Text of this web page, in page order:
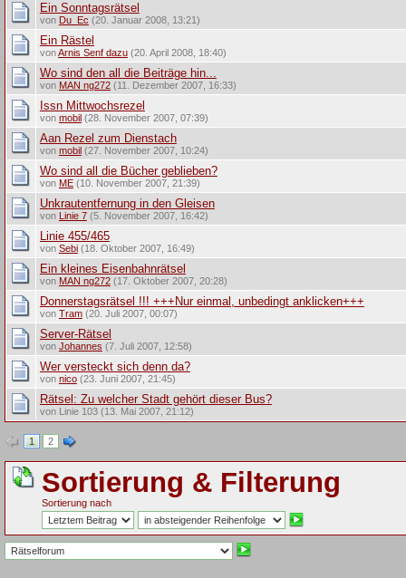
Ein Sonntagsrätsel
von Du_Ec (20. Januar 2008, 13:21)
Ein Rästel
vonArnis Senf dazu(20. April 2008, 18:40)
Wo sind den all die Beiträge hin...
von MAN ng272(11. Dezember 2007, 16:33)
Issn Mittwochsrezel
von mobil (28. November 2007, 07:39)
Aan Rezel zum Dienstach
von mobil (27. November 2007, 10:24)
Wo sind all die Bücher geblieben?
von ME(10. November 2007, 21:39)
Unkrautentfernung in den Gleisen
von Linie 7(5. November 2007, 16:42)
Linie 455/465
von Sebi(18. Oktober 2007, 16:49)
Ein kleines Eisenbahnrätsel
von MAN ng272(17. Oktober 2007, 20:28)
Donnerstagsrätsel !!! +++Nur einmal, unbedingt anklicken+++
von Tram(20. Juli 2007, 00:07)
Server-Rätsel
von Johannes (7. Juli 2007, 12:58)
Wer versteckt sich denn da?
von nico(23. Juni 2007, 21:45)
Rätsel: Zu welcher Stadt gehört dieser Bus?
von Linie 103 (13. Mai 2007, 21:12)
1 2
Sortierung & Filterung
Sortierung nach